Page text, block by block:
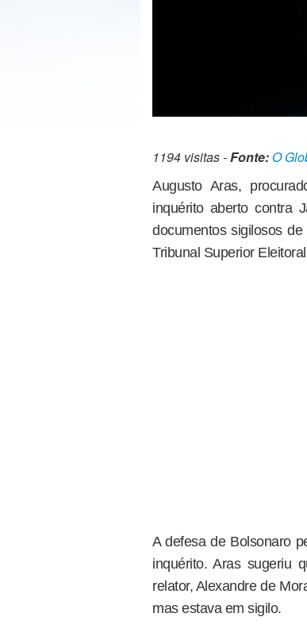
1194 visitas -Fonte:O
Augusto Aras,
inquérito aberto contra
documentos sigilosos
Tribunal Superior
A defesa de Bolsonaro
inquérito. Aras sugeriu
relator, Alexandre de
mas estava em sigilo.